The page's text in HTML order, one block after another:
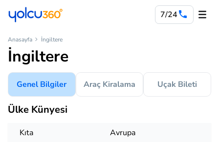
7/24
Anasayfa İngiltere
İngiltere
Genel Bilgiler Araç Kiralama Uçak Bileti
Ülke Künyesi
Kıta
Avrupa